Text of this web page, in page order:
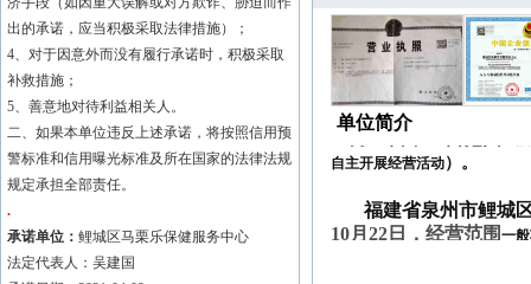
出的承诺，应当积极采取法律措施）；
4、对于因意外而没有履行承诺时，积极采取
补救措施；
5、善意地对待利益相关人。
二、如果本单位违反上述承诺，将按照信用预
警标准和信用曝光标准及所在国家的法律法规
规定承担全部责任。
.
承诺单位： 鲤城区马栗乐保健服务中心
法定代表人：吴建国
单位简介
福建省泉州市鲤城
10月22日，经营范围
10月22日，经营范围一
自主开展经营活动）。